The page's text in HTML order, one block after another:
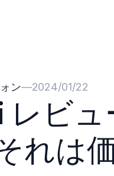
ン—2024/01/22
レビ
れは